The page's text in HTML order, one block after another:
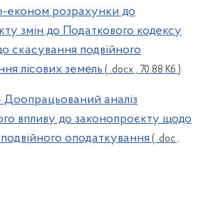
економ розрахунки до
змін до Податкового кодексу
скасування подвійного
лісових земель ( .docx , 70.88 Кб )
Доопрацьований аналіз
впливу до законопроєкту щодо
оподаткування ( .doc ,